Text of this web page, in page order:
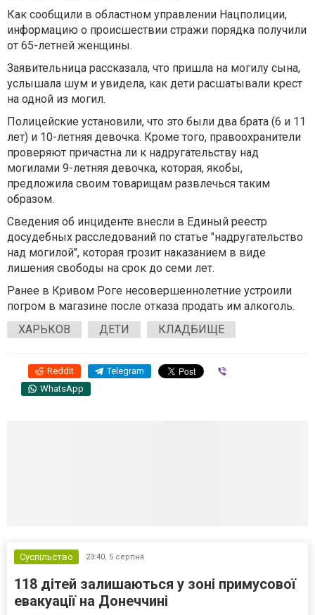
Как сообщили в областном управлении Нацполиции,
информацию о происшествии стражи порядка получили
от 65-летней женщины.
Заявительница рассказала, что пришла на могилу сына,
услышала шум и увидела, как дети расшатывали крест
на одной из могил.
Полицейские установили, что это были два брата (6 и 11
лет) и 10-летняя девочка. Кроме того, правоохранители
проверяют причастна ли к надругательству над
могилами 9-летняя девочка, которая, якобы,
предложила своим товарищам развлечься таким
образом.
Сведения об инциденте внесли в Единый реестр
досудебных расследований по статье "надругательство
над могилой", которая грозит наказанием в виде
лишения свободы на срок до семи лет.
Ранее в Кривом Роге несовершеннолетние устроили
погром в магазине после отказа продать им алкоголь.
ХАРЬКОВ
ДЕТИ КЛАДБИЩЕ
Reddit Telegram
WhatsApp
Суспільство 23:40, 5 серпня
118 дітей залишаються у зоні примусової
евакуації на Донеччині